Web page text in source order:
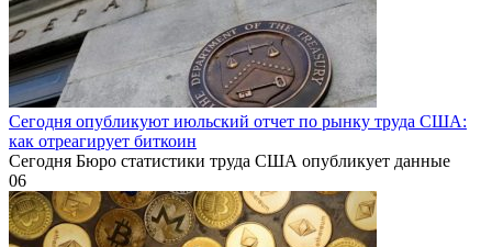
Сегодня опубликуют июльский отчет по рынку труда США:
как отреагирует биткоин
Сегодня Бюро статистики труда США опубликует данные
06